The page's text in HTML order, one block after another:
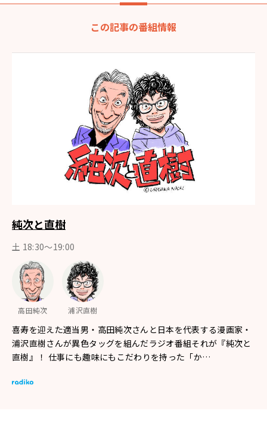
この記事の番組情報
純次と直樹
土 18:30〜19:00
高田純次 浦沢直樹
喜寿を迎えた適当男・高田純次さんと日本を代表する漫画家・
浦沢直樹さんが異色タッグを組んだラジオ番組それが『純次と
直樹』！ 仕事にも趣味にもこだわりを持った「か…